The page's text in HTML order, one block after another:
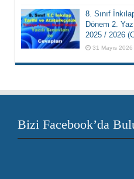
8. Sınıf
Dönem 2.
2025 / 2026
31 Mayıs 2026
Bizi Facebook’da